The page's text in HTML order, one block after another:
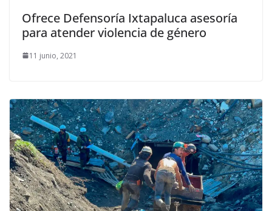
Ofrece Defensoría Ixtapaluca asesoría
para atender violencia de género
11 junio, 2021